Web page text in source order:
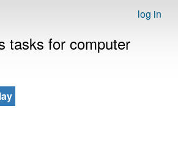
log in
tasks for computer